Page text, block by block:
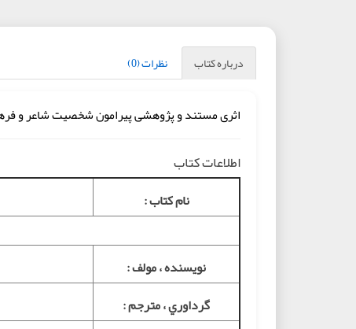
درباره کتاب نظرات (0)
اثری مستند و پژوهشی پیرامون شخصیت شاعر و
اطلاعات کتاب
نام کتاب :
نويسنده ، مولف :
گرداوري ، مترجم :